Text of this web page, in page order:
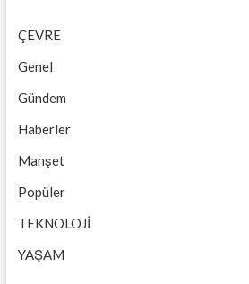
ÇEVRE
Genel
Gündem
Haberler
Manşet
Popüler
TEKNOLOJİ
YAŞAM